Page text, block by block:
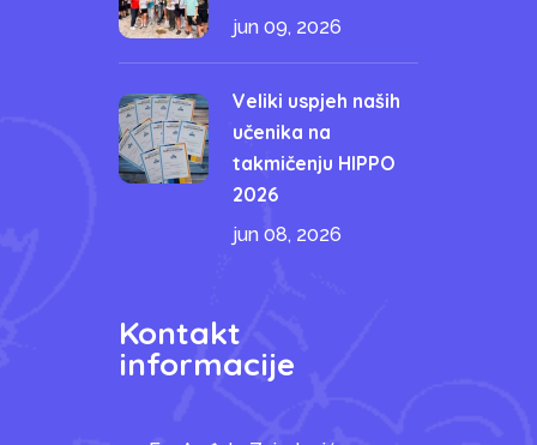
jun 09, 2026
Veliki uspjeh naših
učenika na
takmičenju HIPPO
2026
jun 08, 2026
Kontakt
informacije